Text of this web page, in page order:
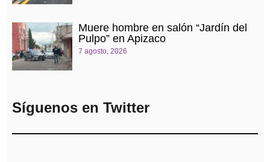
Muere hombre en salón “Jardín del
Pulpo” en Apizaco
7 agosto, 2026
Síguenos en Twitter